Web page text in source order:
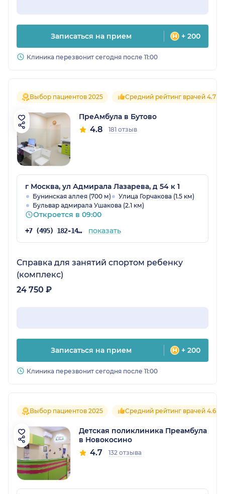
Записаться на прием + 200
Клиника перезвонит сегодня после 11:00
Выбор пациентов 2025 Средний рейтинг врачей 4.7
ПреАмбула в Бутово
4.8 181 отзыв
г Москва, ул Адмирала Лазарева, д 54 к 1
Бунинская аллея (700 м)
Улица Горчакова (1.5 км)
Бульвар адмирала Ушакова (2.1 км)
Откроется в 09:00
+7 (495) 182-14-53 показать
Справка для занятий спортом ребенку
(комплекс)
24 750 ₽
Записаться на прием + 200
Клиника перезвонит сегодня после 11:00
Выбор пациентов 2025 Средний рейтинг врачей 4.6
Детская поликлиника Преамбула
в Новокосино
4.7 132 отзыва